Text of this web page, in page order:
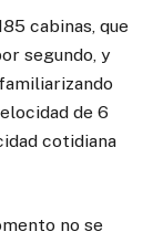
cabinas, que
segundo, y
de 6
cotidiana
no se